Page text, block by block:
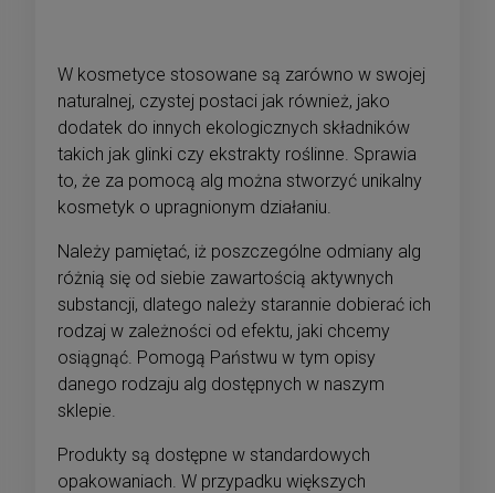
W kosmetyce stosowane są zarówno w swojej
naturalnej, czystej postaci jak również, jako
dodatek do innych ekologicznych składników
takich jak glinki czy ekstrakty roślinne. Sprawia
to, że za pomocą alg można stworzyć unikalny
kosmetyk o upragnionym działaniu.
Należy pamiętać, iż poszczególne odmiany alg
różnią się od siebie zawartością aktywnych
substancji, dlatego należy starannie dobierać ich
rodzaj w zależności od efektu, jaki chcemy
osiągnąć. Pomogą Państwu w tym opisy
danego rodzaju alg dostępnych w naszym
sklepie.
Produkty są dostępne w standardowych
opakowaniach. W przypadku większych